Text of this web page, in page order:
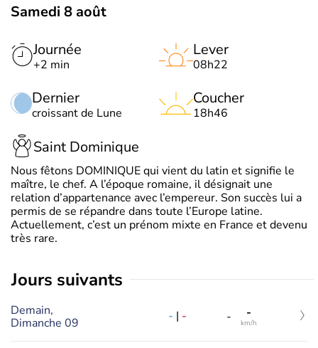
Samedi 8 août
Journée
+2 min
Dernier
croissant de Lune
Lever
08h22
Coucher
18h46
Saint Dominique
Nous fêtons DOMINIQUE qui vient du latin et signifie le
maître, le chef. A l’époque romaine, il désignait une
relation d’appartenance avec l’empereur. Son succès lui a
permis de se répandre dans toute l’Europe latine.
Actuellement, c’est un prénom mixte en France et devenu
très rare.
jours suivants
Demain,
Dimanche 09
- | - - -
km/h